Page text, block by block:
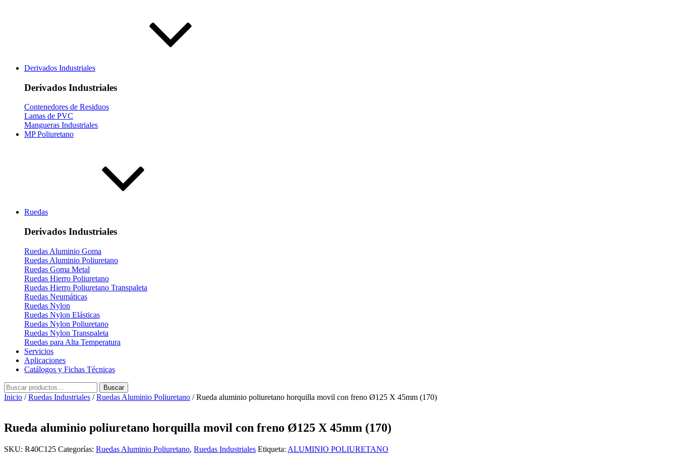
Derivados Industriales
Derivados Industriales
Contenedores de Residuos
Lamas de PVC
Mangueras Industriales
MP Poliuretano
Ruedas
Derivados Industriales
Ruedas Aluminio Goma
Ruedas Aluminio Poliuretano
Ruedas Goma Metal
Ruedas Hierro Poliuretano
Ruedas Hierro Poliuretano Transpaleta
Ruedas Neumáticas
Ruedas Nylon
Ruedas Nylon Elásticas
Ruedas Nylon Poliuretano
Ruedas Nylon Transpaleta
Ruedas para Alta Temperatura
Servicios
Aplicaciones
Catálogos y Fichas Técnicas
Buscar
por:
Buscar
Inicio /Ruedas Industriales /Ruedas Aluminio Poliuretano / Rueda aluminio poliuretano horquilla movil con freno Ø125 X 45mm (170)
Rueda aluminio poliuretano horquilla movil con freno Ø125 X 45mm (170)
SKU: R40C125 Categorías: Ruedas Aluminio Poliuretano, Ruedas Industriales Etiqueta: ALUMINIO POLIURETANO